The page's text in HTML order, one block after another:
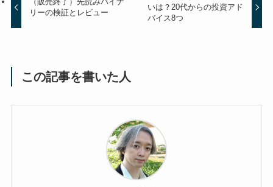
リーの検証とレビュー
いは？20代からの投資アド
バイス8つ
この記事を書いた人